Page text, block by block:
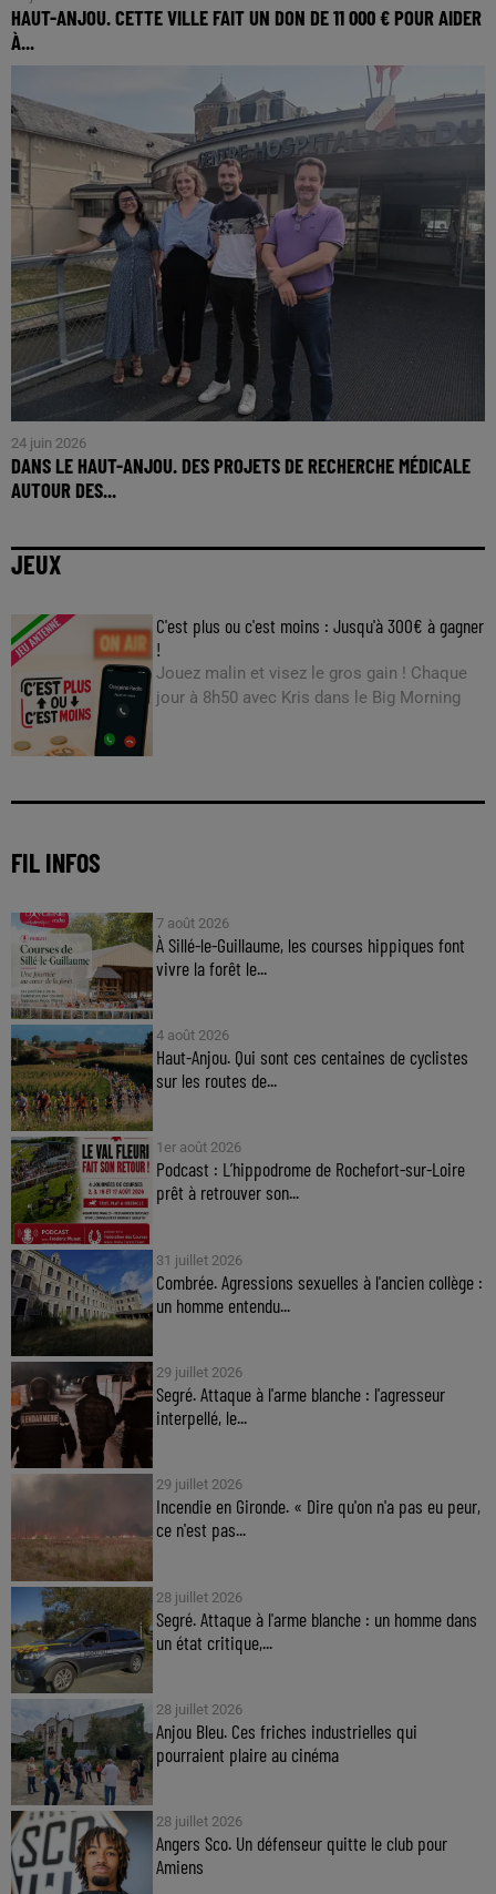
HAUT-ANJOU. CETTE VILLE FAIT UN DON DE 11 000 € POUR AIDER
À...
24 juin 2026
DANS LE HAUT-ANJOU. DES PROJETS DE RECHERCHE MÉDICALE
AUTOUR DES...
JEUX
C'est plus ou c'est moins : Jusqu'à 300€ à gagner
!
Jouez malin et visez le gros gain ! Chaque
jour à 8h50 avec Kris dans le Big Morning
FIL INFOS
7 août 2026
À Sillé-le-Guillaume, les courses hippiques font
vivre la forêt le...
4 août 2026
Haut-Anjou. Qui sont ces centaines de cyclistes
sur les routes de...
1er août 2026
Podcast : L’hippodrome de Rochefort-sur-Loire
prêt à retrouver son...
31 juillet 2026
Combrée. Agressions sexuelles à l'ancien collège :
un homme entendu...
29 juillet 2026
Segré. Attaque à l'arme blanche : l'agresseur
interpellé, le...
29 juillet 2026
Incendie en Gironde. « Dire qu'on n'a pas eu peur,
ce n'est pas...
28 juillet 2026
Segré. Attaque à l'arme blanche : un homme dans
un état critique,...
28 juillet 2026
Anjou Bleu. Ces friches industrielles qui
pourraient plaire au cinéma
28 juillet 2026
Angers Sco. Un défenseur quitte le club pour
Amiens